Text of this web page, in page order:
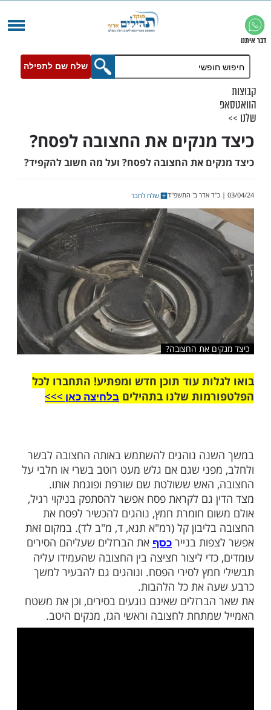
שלח שם לתפילה
את החצובה לפסח?
את החצובה לפסח? ועל מה חשוב להקפיד?
שלח לחבר
עוד תוכן חדש ומפתיע! התחברו לכל
שלנו בתהיליםבלחיצה כאן >>>​
נוהגים להשתמש באותה החצובה לבשר
שגם אם גלש מעט רוטב בשרי או חלבי על
ששולטת שם שורפת ופוגמת אותו.
גם לקראת פסח אפשר להסתפק בניקוי רגיל,